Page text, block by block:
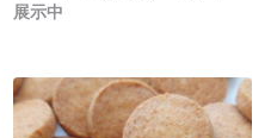
展示中